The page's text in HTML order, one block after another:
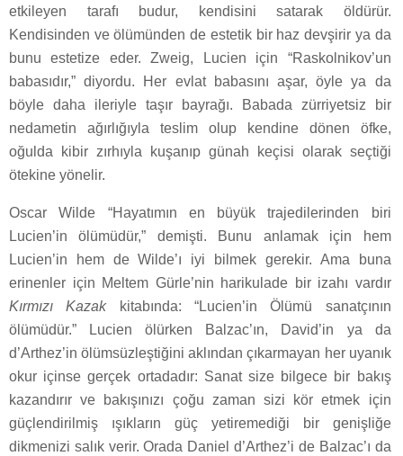
etkileyen tarafı budur, kendisini satarak öldürür.
Kendisinden ve ölümünden de estetik bir haz devşirir ya da
bunu estetize eder. Zweig, Lucien için “Raskolnikov’un
babasıdır,” diyordu. Her evlat babasını aşar, öyle ya da
böyle daha ileriyle taşır bayrağı. Babada zürriyetsiz bir
nedametin ağırlığıyla teslim olup kendine dönen öfke,
oğulda kibir zırhıyla kuşanıp günah keçisi olarak seçtiği
ötekine yönelir.
Oscar Wilde “Hayatımın en büyük trajedilerinden biri
Lucien’in ölümüdür,” demişti. Bunu anlamak için hem
Lucien’in hem de Wilde’ı iyi bilmek gerekir. Ama buna
erinenler için Meltem Gürle’nin harikulade bir izahı vardır
Kırmızı Kazakkitabında: “Lucien’in Ölümü sanatçının
ölümüdür.” Lucien ölürken Balzac’ın, David’in ya da
d’Arthez’in ölümsüzleştiğini aklından çıkarmayan her uyanık
okur içinse gerçek ortadadır: Sanat size bilgece bir bakış
kazandırır ve bakışınızı çoğu zaman sizi kör etmek için
güçlendirilmiş ışıkların güç yetiremediği bir genişliğe
dikmenizi salık verir. Orada Daniel d’Arthez’i de Balzac’ı da